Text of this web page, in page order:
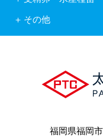
水底清掃ロボット
フィッシュカウンタ
Reed Mariculture社
リヴァイタルグリー
水産種苗
その他
福岡県福岡